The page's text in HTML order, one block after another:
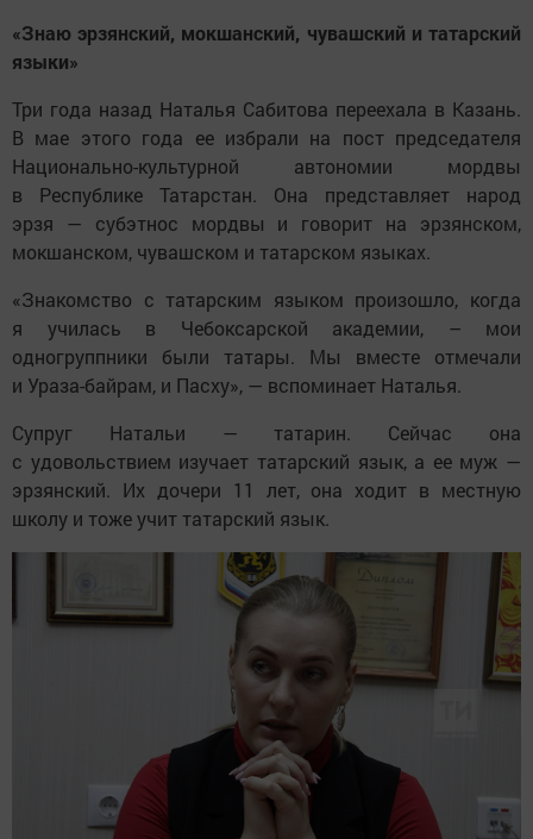
«Знаю эрзянский, мокшанский, чувашский и татарский
языки»
Три года назад Наталья Сабитова переехала в Казань.
В мае этого года ее избрали на пост председателя
Национально-культурной автономии мордвы
в Республике Татарстан. Она представляет народ
эрзя — субэтнос мордвы и говорит на эрзянском,
мокшанском, чувашском и татарском языках.
«Знакомство с татарским языком произошло, когда
я училась в Чебоксарской академии, – мои
одногруппники были татары. Мы вместе отмечали
и Ураза-байрам, и Пасху», — вспоминает Наталья.
Супруг Натальи — татарин. Сейчас она
с удовольствием изучает татарский язык, а ее муж —
эрзянский. Их дочери 11 лет, она ходит в местную
школу и тоже учит татарский язык.